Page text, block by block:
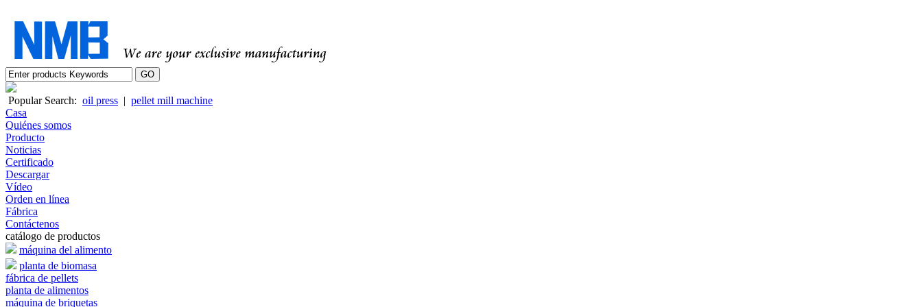
Popular Search: oil press | pellet mill machine
Casa
Quiénes somos
Producto
Noticias
Certificado
Descargar
Vídeo
Orden en línea
Fábrica
Contáctenos
catálogo de productos
máquina del alimento
planta de biomasa
fábrica de pellets
planta de alimentos
máquina de briquetas